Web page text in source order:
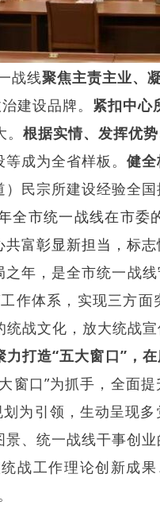
战线聚焦主责主业、
建设品牌。 紧扣中心
根据实情、发挥优势
成为全省样板。 健全
民宗所建设经验全
全市统一战线在市
富彰显新担当，标
之年，是全市统一战
作体系，实现三方面
战文化，放大统战
力打造“五大窗口”，
窗口”为抓手，全面
划为引领，生动呈现
、统一战线干事创
战工作理论创新成